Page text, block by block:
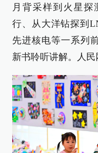
月背采样到火星探
行、从大洋钻探到
先进核电等一系列
新书聆听讲解。人